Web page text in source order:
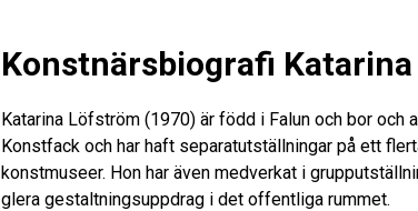
Konstnärsbiografi
Katarina Löfström (1970) är född i Falun och bor och
Konstfack och har haft separatutställningar på ett
konstmuseer. Hon har även medverkat i
glera gestaltningsuppdrag i det offentliga rummet.